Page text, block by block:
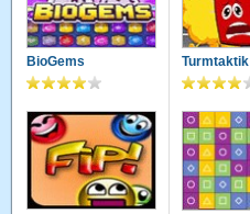
BioGems Turmtaktik